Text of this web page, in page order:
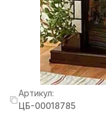
Артикул:
ЦБ-00018785